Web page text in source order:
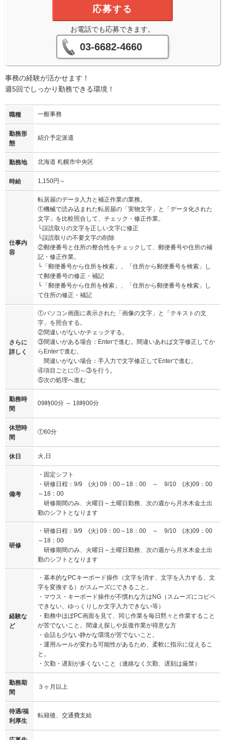
応募する
お電話でも応募できます。
03-6682-4660
事務の経験が活かせます！
週5回でしっかり勤務できる環境！
職種 一般事務
勤務形
態
紹介予定派遣
勤務地 北海道 札幌市中央区
時給 1,150円～
仕事内
容
転居届のデータ入力と補正作業の業務。
①機械で読み込まれた転居届の「実物文字」と「データ化された
文字」を比較照合して、チェック・修正作業。
└誤読取りの文字を正しい文字に修正
└誤読取りの不要文字の削除
②郵便番号と住所の整合性をチェックして、郵便番号や住所の補
記・修正作業。
└「郵便番号から住所を検索」、「住所から郵便番号を検索」し
て郵便番号の修正・補記
└「郵便番号から住所を検索」、「住所から郵便番号を検索」し
て住所の修正・補記
さらに
詳しく
①パソコン画面に表示された「画像の文字」と「テキストの文
字」を照合する。
②間違いがないかチェックする。
③間違いがある場合：Enterで進む。間違いあれば文字修正してか
らEnterで進む。
間違いがない場合：手入力で文字修正してEnterで進む。
④項目ごとに①～③を行う。
⑤次の処理へ進む
勤務時
間
09時00分 ～ 18時00分
休憩時
間
①60分
休日 火,日
備考
・固定シフト
・研修日程：9/9 (火) 09：00～18：00 ～ 9/10 (水)09：00
～18：00
研修期間のみ、火曜日～土曜日勤務、次の週から月水木金土出
勤のシフトとなります
研修
・研修日程：9/9 (火) 09：00～18：00 ～ 9/10 (水)09：00
～18：00
研修期間のみ、火曜日～土曜日勤務、次の週から月水木金土出
勤のシフトとなります
経験な
ど
・基本的なPCキーボード操作（文字を消す、文字を入力する、文
字を変換する）がスムーズにできること。
・マウス・キーボード操作が不慣れな方はNG（スムーズにコピペ
できない、ゆっくりしか文字入力できない等）
・勤務中ほぼPC画面を見て、同じ作業を毎日黙々と作業すること
が苦でないこと。間違え探しや反復作業が得意な方
・会話も少ない静かな環境が苦でないこと。
・運用ルールが変わる可能性があるため、柔軟に指示に従えるこ
と。
・欠勤・遅刻が多くないこと（連絡なく欠勤、遅刻は厳禁）
勤務期
間
３ヶ月以上
待遇/福
利厚生
転籍後、交通費支給